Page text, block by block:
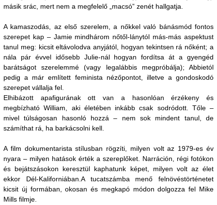
másik srác, mert nem a megfelelő „macsó” zenét hallgatja.
A kamaszodás, az első szerelem, a nőkkel való bánásmód fontos
szerepet kap – Jamie mindhárom nőtől-lánytól más-más aspektust
tanul meg: kicsit eltávolodva anyjától, hogyan tekintsen rá nőként; a
nála pár évvel idősebb Julie-nál hogyan fordítsa át a gyengéd
barátságot szerelemmé (vagy legalábbis megpróbálja); Abbietól
pedig a már említett feminista nézőpontot, illetve a gondoskodó
szerepet vállalja fel.
Elhibázott apafigurának ott van a hasonlóan érzékeny és
megbízható William, aki életében inkább csak sodródott. Tőle –
mivel túlságosan hasonló hozzá – nem sok mindent tanul, de
számíthat rá, ha barkácsolni kell.
A film dokumentarista stílusban rögzíti, milyen volt az 1979-es év
nyara – milyen hatások érték a szereplőket. Narráción, régi fotókon
és bejátszásokon keresztül kaphatunk képet, milyen volt az élet
ekkor Dél-Kaliforniában.A tucatszámba menő felnövéstörténetet
kicsit új formában, okosan és megkapó módon dolgozza fel Mike
Mills filmje.